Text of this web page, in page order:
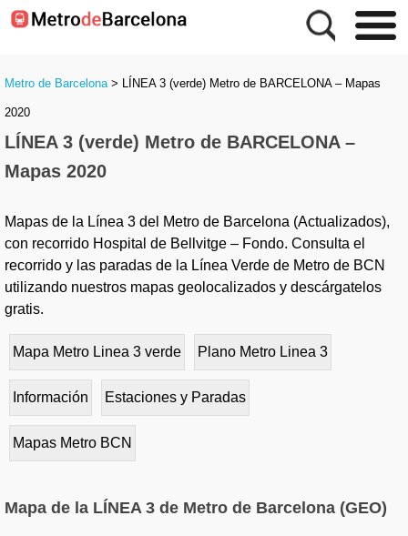
Metro de Barcelona> LÍNEA 3 (verde) Metro de BARCELONA – Mapas
2020
LÍNEA 3 (verde) Metro de BARCELONA –
Mapas 2020
Mapas de la Línea 3 del Metro de Barcelona (Actualizados),
con recorrido Hospital de Bellvitge – Fondo. Consulta el
recorrido y las paradas de la Línea Verde de Metro de BCN
utilizando nuestros mapas geolocalizados y descárgatelos
gratis.
Mapa Metro Linea 3 verde Plano Metro Linea 3
Información Estaciones y Paradas
Mapas Metro BCN
Mapa de la LÍNEA 3 de Metro de Barcelona (GEO)